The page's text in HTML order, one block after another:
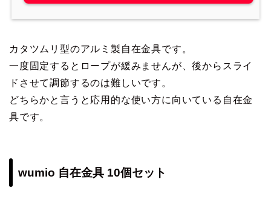
カタツムリ型のアルミ製自在金具です。
一度固定するとロープが緩みませんが、後からスライ
ドさせて調節するのは難しいです。
どちらかと言うと応用的な使い方に向いている自在金
具です。
wumio 自在金具 10個セット